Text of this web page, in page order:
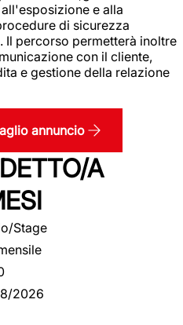
e alla
di sicurezza
percorso permetterà inoltre
con il cliente,
e gestione della relazione
annuncio
A
Stage
2026